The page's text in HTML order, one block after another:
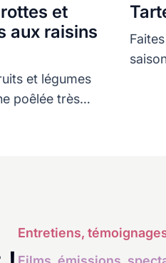
et
aux raisins
et légumes
poêlée très
Entretiens,